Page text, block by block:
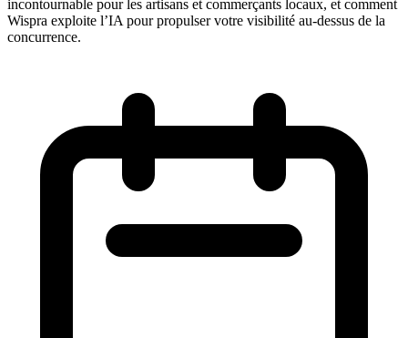
incontournable pour les artisans et commerçants locaux, et comment
Wispra exploite l’IA pour propulser votre visibilité au-dessus de la
concurrence.